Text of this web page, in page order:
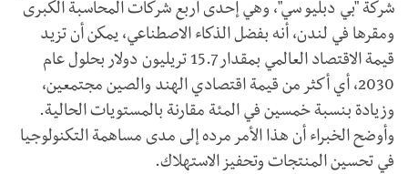
شركة "بي دبليو سي"، وهي إحدى أربع شركات المحاسبة الكبرى
ومقرها في لندن، أنه بفضل الذكاء الاصطناعي، يمكن أن تزيد
قيمة الاقتصاد العالمي بمقدار 15.7 تريليون دولار بحلول عام
2030، أي أكثر من قيمة اقتصادي الهند والصين مجتمعين،
وزيادة بنسبة خمسين في المئة مقارنة بالمستويات الحالية.
وأوضح الخبراء أن هذا الأمر مرده إلى مدى مساهمة التكنولوجيا
في تحسين المنتجات وتحفيز الاستهلاك.